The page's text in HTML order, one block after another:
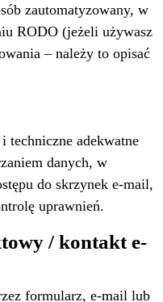
zautomatyzowany, w
RODO (jeżeli używasz
– należy to opisać
techniczne adekwatne
danych, w
do skrzynek e-mail,
uprawnień.
/ kontakt e-
formularz, e-mail lub